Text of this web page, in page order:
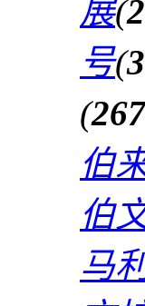
展(
号(
(
伯
伯
马